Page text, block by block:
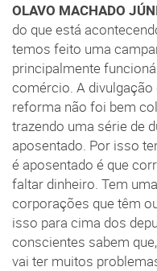
OLAVO MACHADO
do que está
temos feito uma
principalmente
comércio. A
reforma não foi bem
trazendo uma série de
aposentado. Por isso
é aposentado é que
faltar dinheiro. Tem
corporações que têm
isso para cima dos
conscientes sabem
vai ter muitos